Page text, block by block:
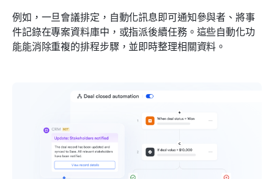
例如，一旦會議排定，自動化訊息即可通知參與者、將事
件記錄在專案資料庫中，或指派後續任務。這些自動化功
能能消除重複的排程步驟，並即時整理相關資料。